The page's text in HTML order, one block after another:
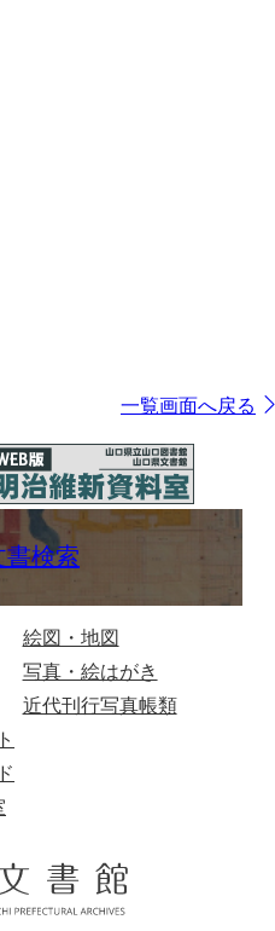
一覧画面へ戻る
書検索
絵図・地図
写真・絵はがき
近代刊行写真帳類